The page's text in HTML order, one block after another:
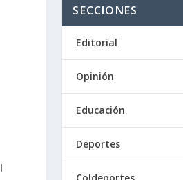
SECCIONES
Editorial
Opinión
Educación
Deportes
Coldeportes